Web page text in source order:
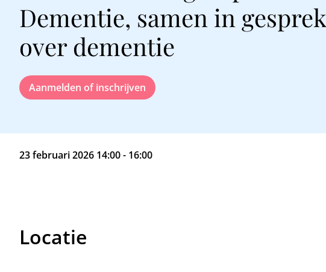
Dementie, samen in gesprek
over dementie
Aanmelden of inschrijven
23 februari 2026 14:00 - 16:00
Locatie